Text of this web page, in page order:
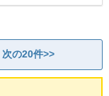
次の20件>>